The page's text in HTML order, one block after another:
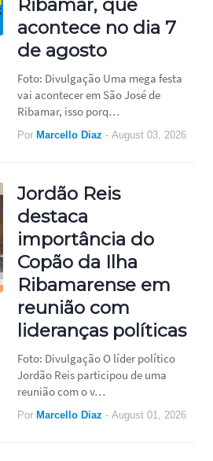
Ribamar, que
acontece no dia 7
de agosto
Foto: Divulgação Uma mega festa
vai acontecer em São José de
Ribamar, isso porq…
Por Marcello Diaz - August 03, 2026
Jordão Reis
destaca
importância do
Copão da Ilha
Ribamarense em
reunião com
lideranças políticas
Foto: Divulgação O líder político
Jordão Reis participou de uma
reunião com o v…
Por Marcello Diaz - August 01, 2026